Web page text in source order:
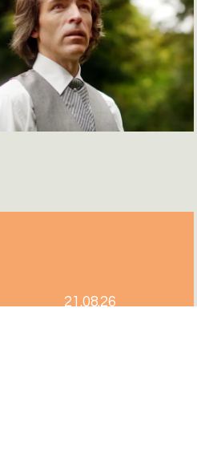
21.08.26